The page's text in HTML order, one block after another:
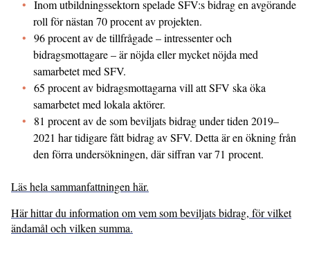
Inom utbildningssektorn spelade SFV:s bidrag en avgörande
roll för nästan 70 procent av projekten.
96 procent av de tillfrågade – intressenter och
bidragsmottagare – är nöjda eller mycket nöjda med
samarbetet med SFV.
65 procent av bidragsmottagarna vill att SFV ska öka
samarbetet med lokala aktörer.
81 procent av de som beviljats bidrag under tiden 2019–
2021 har tidigare fått bidrag av SFV. Detta är en ökning från
den förra undersökningen, där siffran var 71 procent.
Läs hela sammanfattningen här.
Här hittar du information om vem som beviljats bidrag, för vilket
ändamål och vilken summa.